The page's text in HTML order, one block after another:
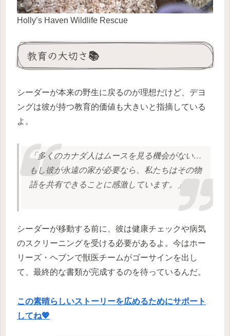
Holly’s Haven Wildlife Rescue
教育の大切さ📚
シーダーが本来の野生に戻るのが理想だけど、デヨ
ングは彼が持つ教育的価値も大きいと指摘している
よ。
「多くのカナダ人はムースを見る機会がない…
もし彼が永遠の家が必要なら、私たちはその物
語を共有できることに感激しています。」
シーダーが移動する前に、彼は健康チェックや病気
のスクリーニングを受ける必要があるよ。今はホー
リーズ・ヘブンで獣医チームがゴーサインを出し
て、最終的な書類が完成するのを待っているんだ。
この素晴らしいストーリーを広めるためにサポート
してね💖